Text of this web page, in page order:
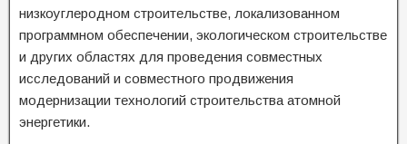
низкоуглеродном строительстве, локализованном
программном обеспечении, экологическом строительстве
и других областях для проведения совместных
исследований и совместного продвижения
модернизации технологий строительства атомной
энергетики.